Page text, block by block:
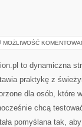
MOŻLIWOŚĆ
to dynamiczna
praktykę z
dla osób, które
chcą
pomyślana tak,